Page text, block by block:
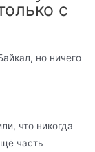
с
но ничего
что никогда
часть